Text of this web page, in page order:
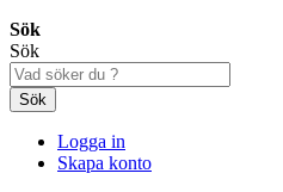
Sök
Sök
Sök
Logga in
Skapa konto